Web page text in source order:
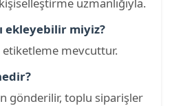
ekleyebilir miyiz?
etiketleme mevcuttur.
gönderilir, toplu siparişler